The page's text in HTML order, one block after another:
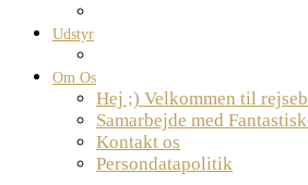
Udstyr
Om Os
Hej ;) Velkommen til
Samarbejde med
Kontakt os
Persondatapolitik